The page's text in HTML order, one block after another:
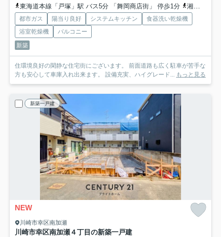
東海道本線「戸塚」駅 バス5分 「舞岡商店街」 停歩1分
湘南新宿ライン宇須「東戸塚」駅 バス25分 「舞岡中学校前」 停歩2分
都市ガス 陽当り良好 システムキッチン
食器洗い乾燥機
浴室乾燥機
バルコニー
新築
住環境良好の閑静な住宅街にございます。 前面道路も広く駐車が苦手な
方も安心して車庫入れ出来ます。 設備充実、ハイグレード... もっと見る
新築一戸建
NEW
川崎市幸区南加瀬
川崎市幸区南加瀬４丁目の新築一戸建